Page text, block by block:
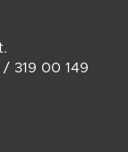
319 00 149